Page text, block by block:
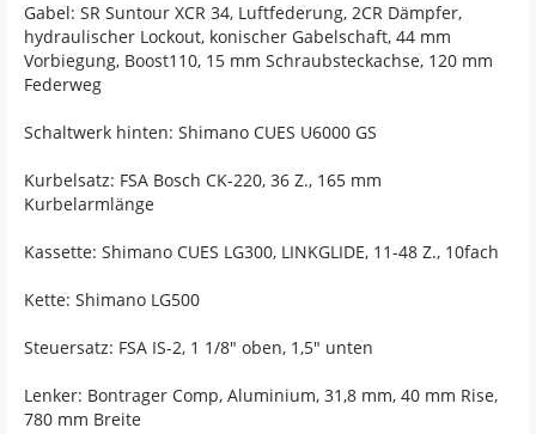
Gabel: SR Suntour XCR 34, Luftfederung, 2CR Dämpfer,
hydraulischer Lockout, konischer Gabelschaft, 44 mm
Vorbiegung, Boost110, 15 mm Schraubsteckachse, 120 mm
Federweg
Schaltwerk hinten: Shimano CUES U6000 GS
Kurbelsatz: FSA Bosch CK-220, 36 Z., 165 mm
Kurbelarmlänge
Kassette: Shimano CUES LG300, LINKGLIDE, 11-48 Z., 10fach
Kette: Shimano LG500
Steuersatz: FSA IS-2, 1 1/8" oben, 1,5" unten
Lenker: Bontrager Comp, Aluminium, 31,8 mm, 40 mm Rise,
780 mm Breite